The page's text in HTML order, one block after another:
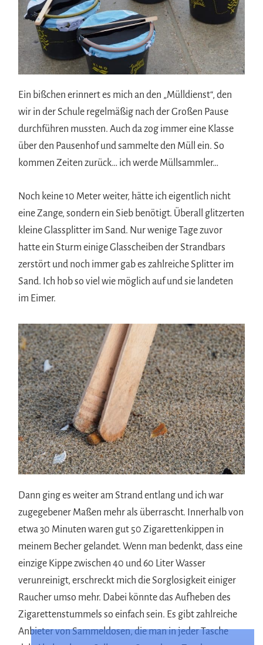
Ein bißchen erinnert es mich an den „Mülldienst“, den
wir in der Schule regelmäßig nach der Großen Pause
durchführen mussten. Auch da zog immer eine Klasse
über den Pausenhof und sammelte den Müll ein. So
kommen Zeiten zurück… ich werde Müllsammler…
Noch keine 10 Meter weiter, hätte ich eigentlich nicht
eine Zange, sondern ein Sieb benötigt. Überall glitzerten
kleine Glassplitter im Sand. Nur wenige Tage zuvor
hatte ein Sturm einige Glasscheiben der Strandbars
zerstört und noch immer gab es zahlreiche Splitter im
Sand. Ich hob so viel wie möglich auf und sie landeten
im Eimer.
Dann ging es weiter am Strand entlang und ich war
zugegebener Maßen mehr als überrascht. Innerhalb von
etwa 30 Minuten waren gut 50 Zigarettenkippen in
meinem Becher gelandet. Wenn man bedenkt, dass eine
einzige Kippe zwischen 40 und 60 Liter Wasser
verunreinigt, erschreckt mich die Sorglosigkeit einiger
Raucher umso mehr. Dabei könnte das Aufheben des
Zigarettenstummels so einfach sein. Es gibt zahlreiche
Anbieter von Sammeldosen, die man in jeder Tasche